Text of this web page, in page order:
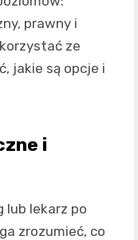
prawny i
ze
jakie są opcje i
i
lub lekarz po
zrozumieć, co